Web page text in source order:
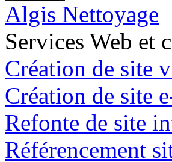
Algis Nettoyage
Services Web et
Création de site
Création de site
Refonte de site
Référencement